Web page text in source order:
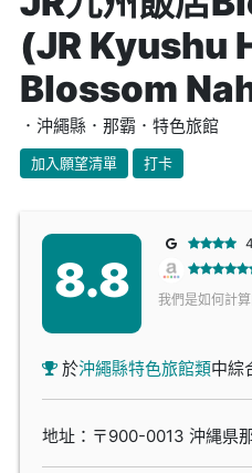
(JR Kyushu
Blossom
．沖繩縣．那霸．特色旅館
加入願望清單 打卡
8.8
我們是如何計算
於沖繩縣特色旅館類中綜
地址：〒900-0013 沖縄県